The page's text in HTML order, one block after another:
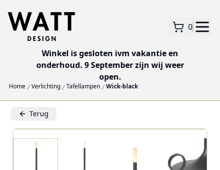
0
Winkel is gesloten ivm vakantie en
onderhoud. 9 September zijn wij weer
open.
Home Verlichting Tafellampen Wick-black
Terug